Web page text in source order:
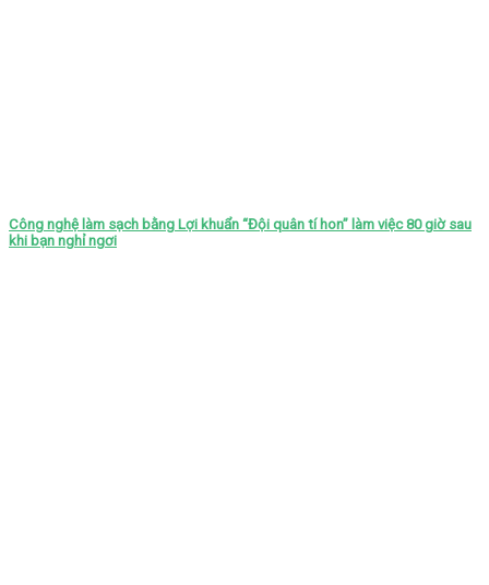
Công nghệ làm sạch bằng Lợi khuẩn “Đội quân tí hon” làm việc 80 giờ sau
khi bạn nghỉ ngơi